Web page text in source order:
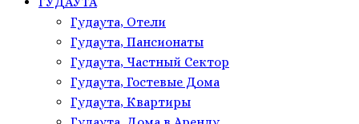
Гудаута, Отели
Гудаута, Пансионаты
Гудаута, Частный Сектор
Гудаута, Гостевые Дома
Гудаута, Квартиры